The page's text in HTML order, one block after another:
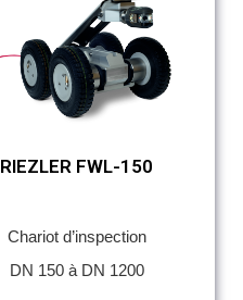
RIEZLER FWL-150
Chariot d’inspection
DN 150 à DN 1200